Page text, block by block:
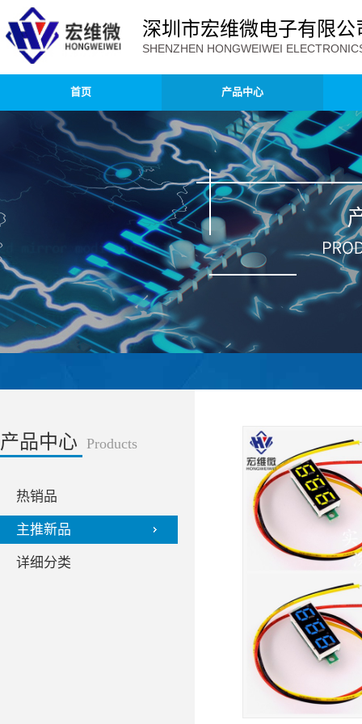
深圳市宏维微电子有限公
SHENZHEN HONGWEIWEI
首页 产品中心
产品中心 Products
热销品
主推新品
详细分类